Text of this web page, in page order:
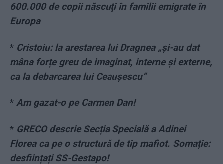
600.000 de copii născuţi în familii emigrate în
Europa
* Cristoiu: la arestarea lui Dragnea „și-au dat
mâna forțe greu de imaginat, interne și externe,
ca la debarcarea lui Ceaușescu”
* Am gazat-o pe Carmen Dan!
* GRECO descrie Secția Specială a Adinei
Florea ca pe o structură de tip mafiot. Somație:
desființați SS-Gestapo!